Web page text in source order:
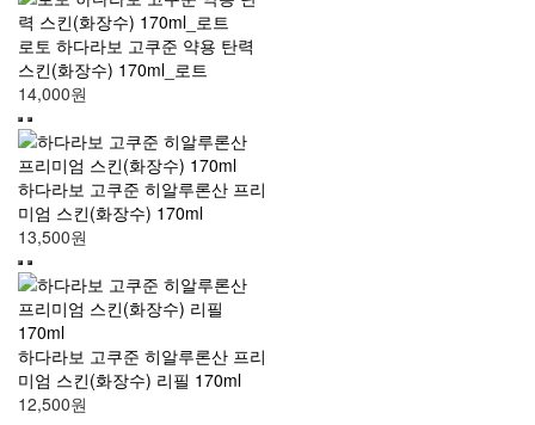
로토 하다라보 고쿠준 약용 탄력
스킨(화장수) 170ml_로트
14,000원
하다라보 고쿠준 히알루론산 프리
미엄 스킨(화장수) 170ml
13,500원
하다라보 고쿠준 히알루론산 프리
미엄 스킨(화장수) 리필 170ml
12,500원